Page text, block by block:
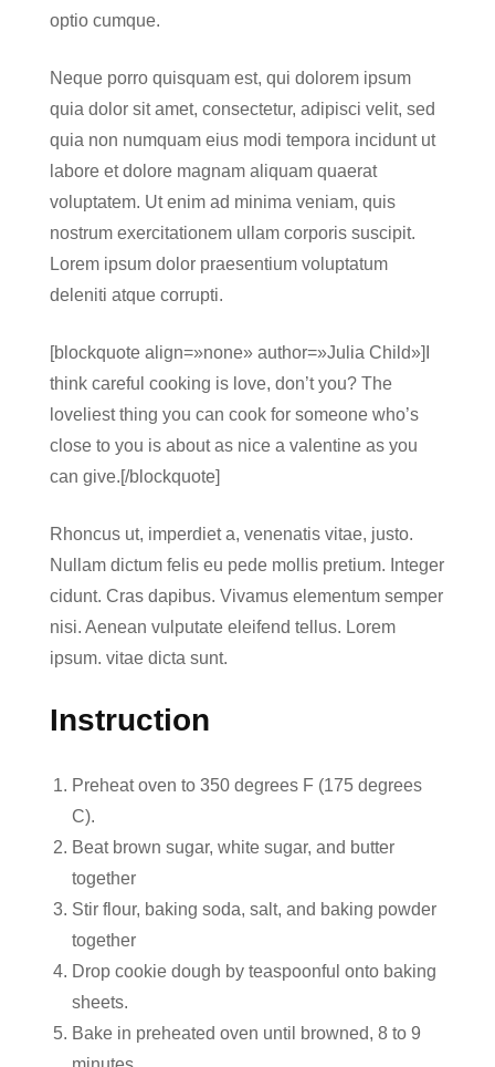
optio cumque.
Neque porro quisquam est, qui dolorem ipsum
quia dolor sit amet, consectetur, adipisci velit, sed
quia non numquam eius modi tempora incidunt ut
labore et dolore magnam aliquam quaerat
voluptatem. Ut enim ad minima veniam, quis
nostrum exercitationem ullam corporis suscipit.
Lorem ipsum dolor praesentium voluptatum
deleniti atque corrupti.
[blockquote align=»none» author=»Julia Child»]I
think careful cooking is love, don’t you? The
loveliest thing you can cook for someone who’s
close to you is about as nice a valentine as you
can give.[/blockquote]
Rhoncus ut, imperdiet a, venenatis vitae, justo.
Nullam dictum felis eu pede mollis pretium. Integer
cidunt. Cras dapibus. Vivamus elementum semper
nisi. Aenean vulputate eleifend tellus. Lorem
ipsum. vitae dicta sunt.
Instruction
Preheat oven to 350 degrees F (175 degrees
C).
Beat brown sugar, white sugar, and butter
together
Stir flour, baking soda, salt, and baking powder
together
Drop cookie dough by teaspoonful onto baking
sheets.
Bake in preheated oven until browned, 8 to 9